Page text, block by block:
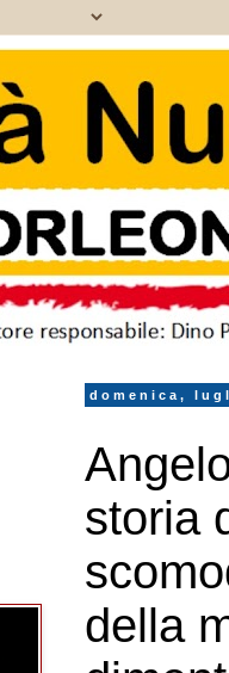
domenica,
storia
della